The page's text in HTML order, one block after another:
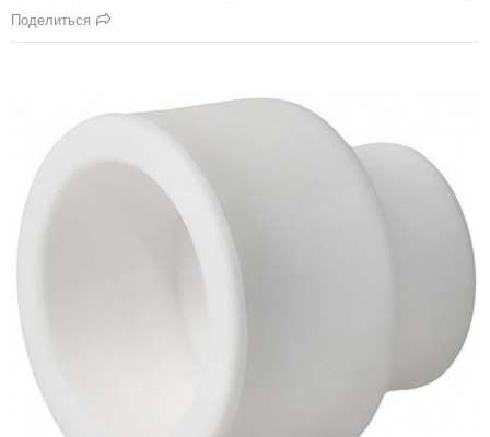
Поделиться